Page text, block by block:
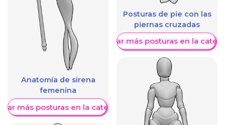
Anatomía de sirena
femenina
más posturas en la categoría
Posturas de pie con las
piernas cruzadas
Mostrar más posturas en la